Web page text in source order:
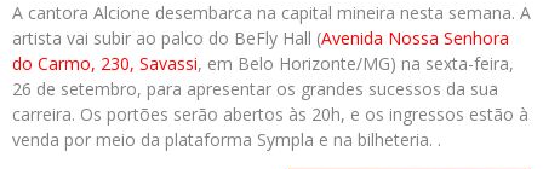
A cantora Alcione desembarca na capital mineira nesta semana. A
artista vai subir ao palco do BeFly Hall (Avenida Nossa Senhora
do Carmo, 230, Savassi, em Belo Horizonte/MG) na sexta-feira,
26 de setembro, para apresentar os grandes sucessos da sua
carreira. Os portões serão abertos às 20h, e os ingressos estão à
venda por meio da plataforma Sympla e na bilheteria. .